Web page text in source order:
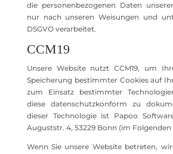
die personenbezogenen Daten
nur nach unseren Weisungen und
DSGVO verarbeitet.
CCM19
Unsere Website nutzt CCM19, um
Speicherung bestimmter Cookies auf
zum Einsatz bestimmter
diese datenschutzkonform zu
dieser Technologie ist Papoo
Auguststr. 4, 53229 Bonn (im Folgenden
Wenn Sie unsere Website betreten,